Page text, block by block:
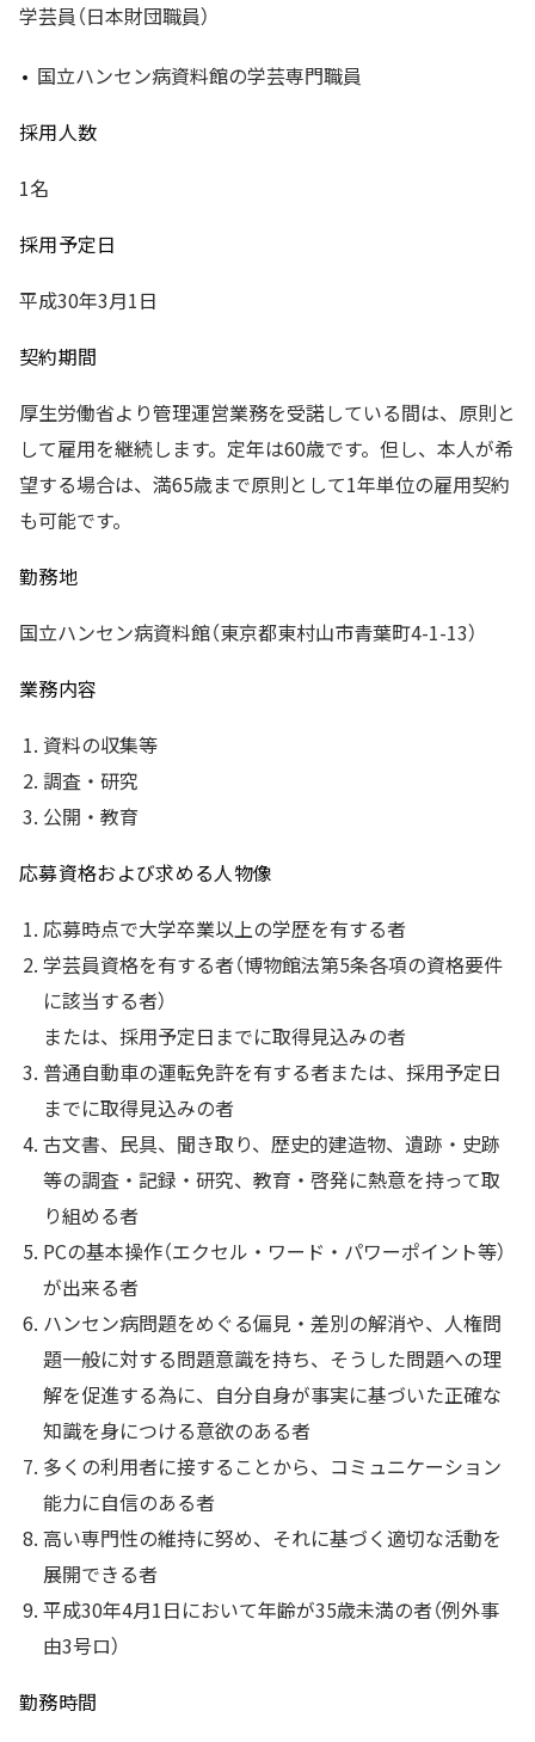
学芸員（日本財団職員）
国立ハンセン病資料館の学芸専門職員
採用人数
1名
採用予定日
平成30年3月1日
契約期間
厚生労働省より管理運営業務を受諾している間は、原則と
して雇用を継続します。定年は60歳です。但し、本人が希
望する場合は、満65歳まで原則として1年単位の雇用契約
も可能です。
勤務地
国立ハンセン病資料館（東京都東村山市青葉町4-1-13）
業務内容
資料の収集等
調査・研究
公開・教育
応募資格および求める人物像
応募時点で大学卒業以上の学歴を有する者
学芸員資格を有する者（博物館法第5条各項の資格要件
に該当する者）
または、採用予定日までに取得見込みの者
普通自動車の運転免許を有する者または、採用予定日
までに取得見込みの者
古文書、民具、聞き取り、歴史的建造物、遺跡・史跡
等の調査・記録・研究、教育・啓発に熱意を持って取
り組める者
PCの基本操作（エクセル・ワード・パワーポイント等）
が出来る者
ハンセン病問題をめぐる偏見・差別の解消や、人権問
題一般に対する問題意識を持ち、そうした問題への理
解を促進する為に、自分自身が事実に基づいた正確な
知識を身につける意欲のある者
多くの利用者に接することから、コミュニケーション
能力に自信のある者
高い専門性の維持に努め、それに基づく適切な活動を
展開できる者
平成30年4月1日において年齢が35歳未満の者（例外事
由3号ロ）
勤務時間